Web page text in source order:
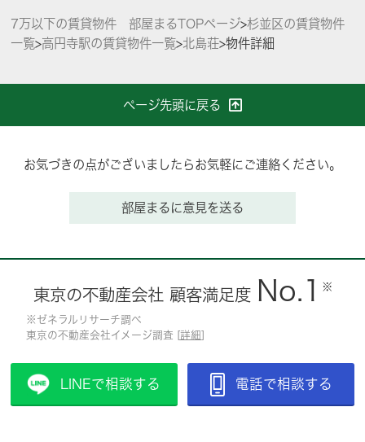
7万以下の賃貸物件 部屋まるTOPページ>杉並区の賃貸物件
一覧>高円寺駅の賃貸物件一覧>北島荘>物件詳細
ページ先頭に戻る
お気づきの点がございましたらお気軽にご連絡ください。
部屋まるに意見を送る
東京の不動産会社 顧客満足度 No.1 ※
※ゼネラルリサーチ調べ
東京の不動産会社イメージ調査 [詳細]
LINEで相談する 電話で相談する